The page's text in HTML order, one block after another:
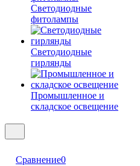
Светодиодные
фитолампы
Светодиодные
гирлянды
Промышленное и
складское освещение
Сравнение0